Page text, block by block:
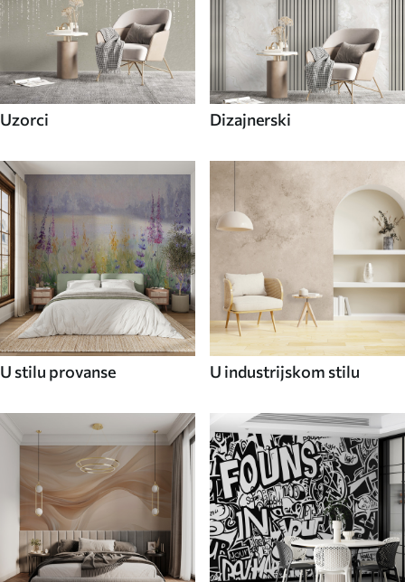
Uzorci Dizajnerski
U stilu provanse U industrijskom stilu